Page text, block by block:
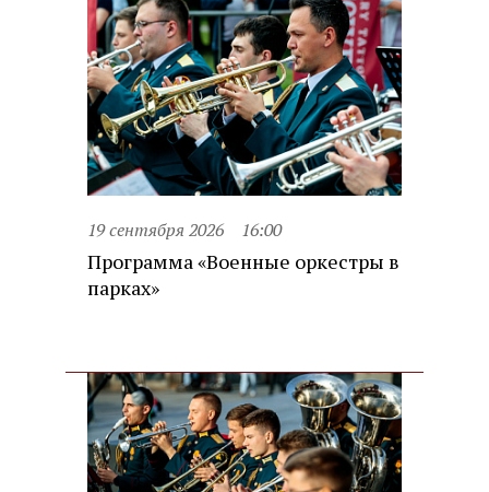
19 сентября 2026 16:00
Программа «Военные оркестры в
парках»